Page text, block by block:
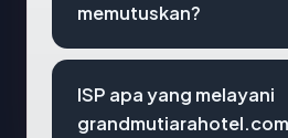
memutuskan?
ISP apa yang melayani